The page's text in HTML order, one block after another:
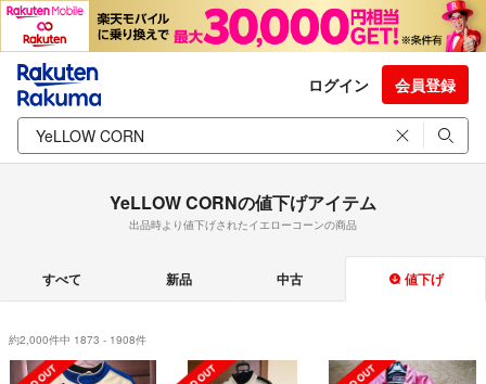
ログイン 会員登録
YeLLOW CORNの値下げアイテム
出品時より値下げされたイエローコーンの商品
すべて 新品 中古 値下げ
約2,000件中 1873 - 1908件